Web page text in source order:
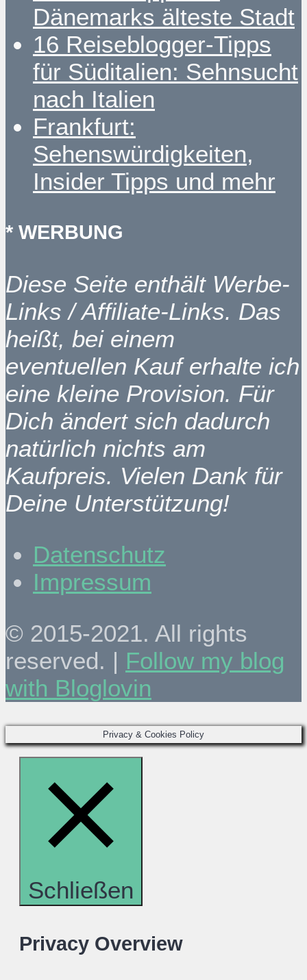
Dänemarks älteste Stadt
16 Reiseblogger-Tipps
für Süditalien: Sehnsucht
nach Italien
Frankfurt:
Sehenswürdigkeiten,
Insider Tipps und mehr
* WERBUNG
Diese Seite enthält Werbe-
Links / Affiliate-Links. Das
heißt, bei einem
eventuellen Kauf erhalte ich
eine kleine Provision. Für
Dich ändert sich dadurch
natürlich nichts am
Kaufpreis. Vielen Dank für
Deine Unterstützung!
Datenschutz
Impressum
© 2015-2021. All rights
reserved. | Follow my blog
with Bloglovin
Privacy & Cookies Policy
Schließen
Privacy Overview